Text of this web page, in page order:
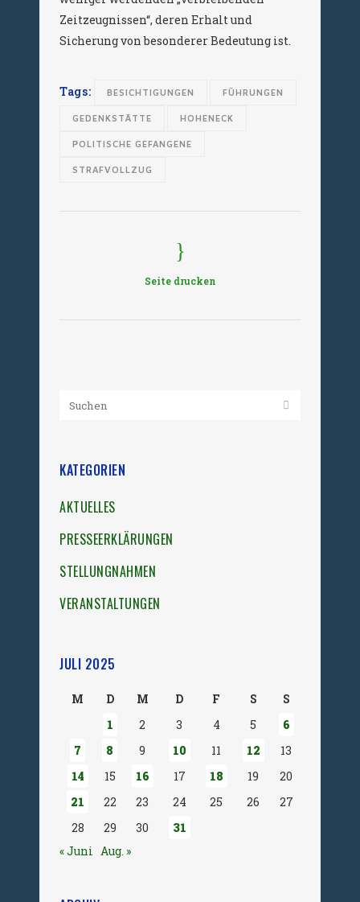
Zeitzeugnissen“, deren Erhalt und
Sicherung von besonderer Bedeutung ist.
Tags: BESICHTIGUNGEN FÜHRUNGEN
GEDENKSTÄTTE HOHENECK
POLITISCHE GEFANGENE
STRAFVOLLZUG
Seite drucken
KATEGORIEN
AKTUELLES
PRESSEERKLÄRUNGEN
STELLUNGNAHMEN
VERANSTALTUNGEN
JULI 2025
M D M D F S
S
1
2 3 4 5
6
7
8 9 10 11 12
13
14
15 16 17 18 19
20
21
22 23 24 25 26
27
28
29 30
31
« Juni Aug. »